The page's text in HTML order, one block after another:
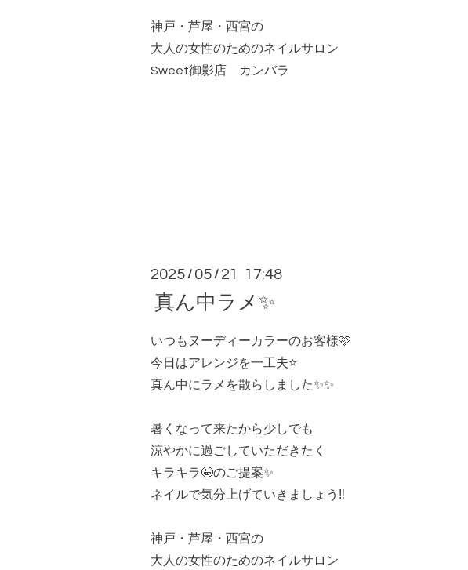
神戸・芦屋・西宮の
大人の女性のためのネイルサロン
Sweet御影店 カンバラ
2025 / 05 / 21 17:48
真ん中ラメ✨
いつもヌーディーカラーのお客様🩷
今日はアレンジを一工夫⭐️
真ん中にラメを散らしました✨✨
暑くなって来たから少しでも
涼やかに過ごしていただきたく
キラキラ🤩のご提案✨
ネイルで気分上げていきましょう‼️
神戸・芦屋・西宮の
大人の女性のためのネイルサロン